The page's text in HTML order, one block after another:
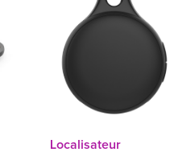
Localisateur